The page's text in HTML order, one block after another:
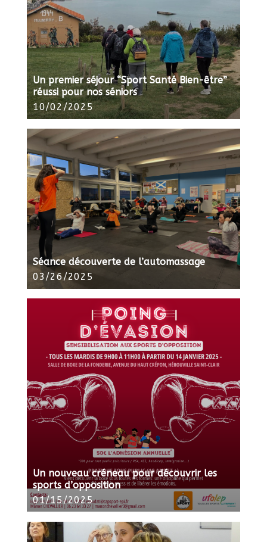
Un premier séjour “Sport Santé Bien-être”
réussi pour nos séniors
10/02/2025
Séance découverte de l’automassage
03/26/2025
Un nouveau créneau pour découvrir les
sports d’opposition
01/15/2025